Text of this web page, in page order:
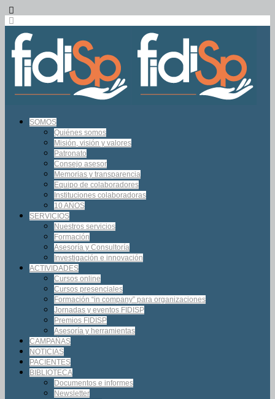
SOMOS
Quiénes somos
Misión, visión y valores
Patronato
Consejo asesor
Memorias y transparencia
Equipo de colaboradores
Instituciones colaboradoras
10 AÑOS
SERVICIOS
Nuestros servicios
Formación
Asesoría y Consultoría
Investigación e innovación
ACTIVIDADES
Cursos online
Cursos presenciales
Formación “in company” para organizaciones
Jornadas y eventos FIDISP
Premios FIDISP
Asesoría y herramientas
CAMPAÑAS
NOTICIAS
PACIENTES
BIBLIOTECA
Documentos e informes
Newsletter